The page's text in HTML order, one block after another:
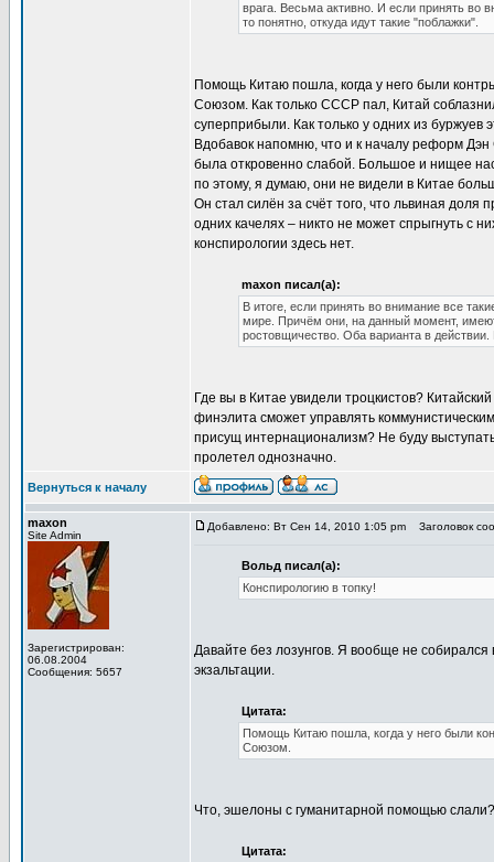
врага. Весьма активно. И если принять во
то понятно, откуда идут такие "поблажки".
Помощь Китаю пошла, когда у него были
Союзом. Как только СССР пал, Китай
суперприбыли. Как только у одних из буржуев
Вдобавок напомню, что и к началу реформ
была откровенно слабой. Большое и нищее
по этому, я думаю, они не видели в Китае
Он стал силён за счёт того, что львиная доля
одних качелях – никто не может спрыгнуть с
конспирологии здесь нет.
maxon писал(а):
В итоге, если принять во внимание все
мире. Причём они, на данный момент,
ростовщичество. Оба варианта в действии.
Где вы в Китае увидели троцкистов?
финэлита сможет управлять
присущ интернационализм? Не буду
пролетел однозначно.
Вернуться к началу
maxon
Site Admin
Зарегистрирован:
06.08.2004
Сообщения: 5657
Добавлено: Вт Сен 14, 2010 1:05 pm Заголовок
Вольд писал(а):
Конспирологию в топку!
Давайте без лозунгов. Я вообще не
экзальтации.
Цитата:
Помощь Китаю пошла, когда у него были
Союзом.
Что, эшелоны с гуманитарной помощью слали?
Цитата: